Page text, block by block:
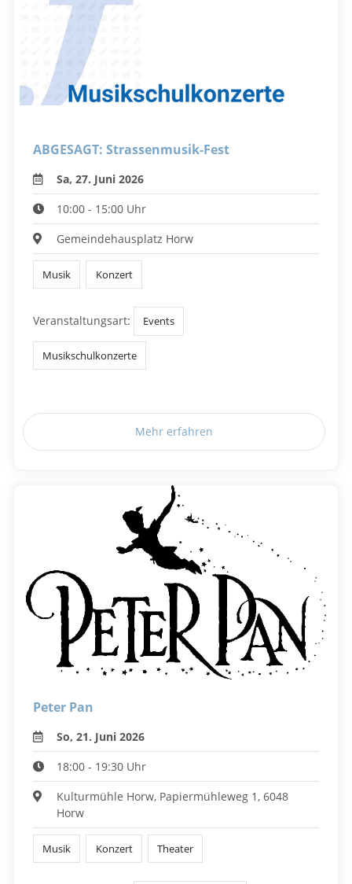
ABGESAGT: Strassenmusik-Fest
Sa, 27. Juni 2026
10:00 - 15:00 Uhr
Gemeindehausplatz Horw
Musik Konzert
Veranstaltungsart: Events
Musikschulkonzerte
Mehr erfahren
Peter Pan
So, 21. Juni 2026
18:00 - 19:30 Uhr
Kulturmühle Horw, Papiermühleweg 1, 6048
Horw
Musik Konzert Theater